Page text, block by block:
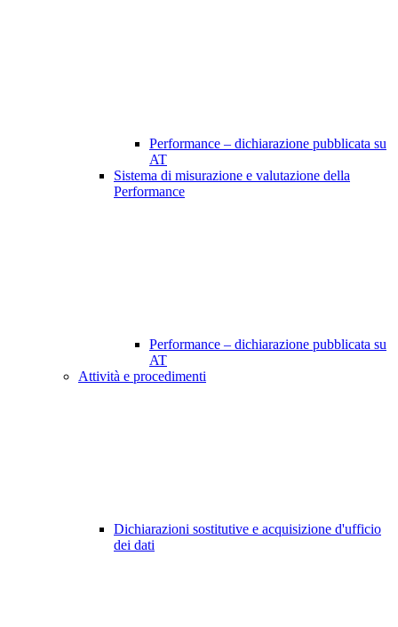
Performance – dichiarazione pubblicata su
AT
Sistema di misurazione e valutazione della
Performance
Performance – dichiarazione pubblicata su
AT
Attività e procedimenti
Dichiarazioni sostitutive e acquisizione d'ufficio
dei dati